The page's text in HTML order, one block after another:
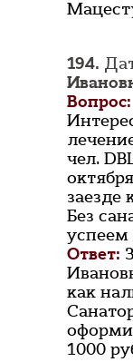
194.
Вопрос:
чел.
Без
успеем
Ответ:
как
1000